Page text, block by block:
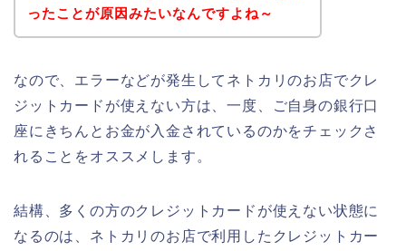
ったことが原因みたいなんですよね～
なので、エラーなどが発生してネトカリのお店でクレ
ジットカードが使えない方は、一度、ご自身の銀行口
座にきちんとお金が入金されているのかをチェックさ
れることをオススメします。
結構、多くの方のクレジットカードが使えない状態に
なるのは、ネトカリのお店で利用したクレジットカー